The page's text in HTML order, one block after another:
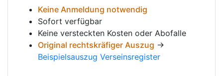
Keine Anmeldung notwendig
Sofort verfügbar
Keine versteckten Kosten oder Abofalle
Original rechtskräfiger Auszug →
Beispielsauszug Verseinsregister